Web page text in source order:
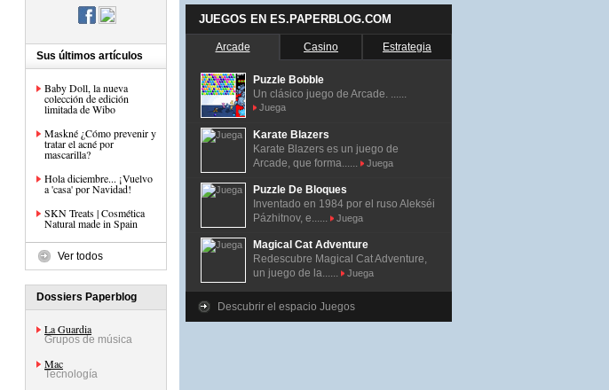
Sus últimos artículos
Baby Doll, la nueva
colección de edición
limitada de Wibo
Maskné ¿Cómo prevenir y
tratar el acné por
mascarilla?
Hola diciembre... ¡Vuelvo
a 'casa' por Navidad!
SKN Treats | Cosmética
Natural made in Spain
Ver todos
Dossiers Paperblog
La Guardia
Grupos de música
Mac
Tecnología
JUEGOS EN ES.PAPERBLOG.COM
Arcade Casino Estrategia
Puzzle Bobble
Un clásico juego de Arcade. ......
Juega
Karate Blazers
Karate Blazers es un juego de
Arcade, que forma......
Juega
Puzzle De Bloques
Inventado en 1984 por el ruso Alekséi
Pázhitnov, e......
Juega
Magical Cat Adventure
Redescubre Magical Cat Adventure,
un juego de la......
Juega
Descubrir el espacio Juegos